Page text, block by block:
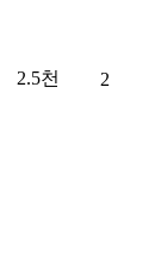
2.5천 2